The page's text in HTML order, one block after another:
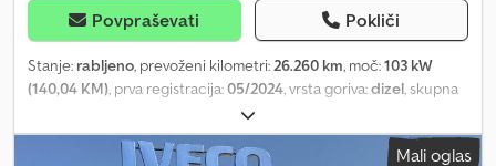
Povpraševati Pokliči
Stanje: rabljeno, prevoženi kilometri:26.260 km, moč:103 kW
(140,04 KM), prva registracija:05/2024, vrsta goriva:dizel, skupna
, vrsta prenosa:
razred:Euro 6, prostornina tovornega prostora:11 m³, dolžina
tovornega prostora:3.100 mm, širina tovornega prostora:1.870
Mali oglas